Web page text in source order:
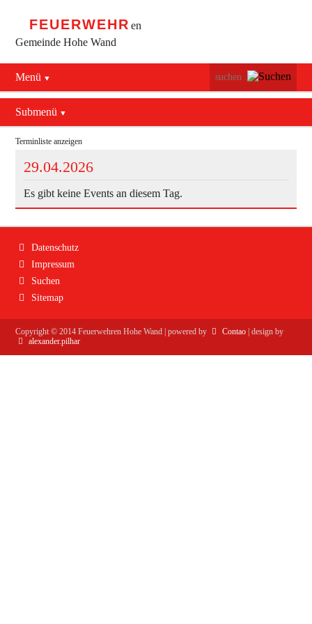
FEUERWEHR en
Gemeinde Hohe Wand
Menü
Navigation
überspringen
Maiersdorf
Stollhof
Submenü
Terminliste anzeigen
29.04.2026
Es gibt keine Events an diesem Tag.
Navigation
Datenschutz
Impressum
Suchen
Sitemap
Copyright ©2014 Feuerwehren Hohe Wand | powered by Contao | design by
alexander.pilhar